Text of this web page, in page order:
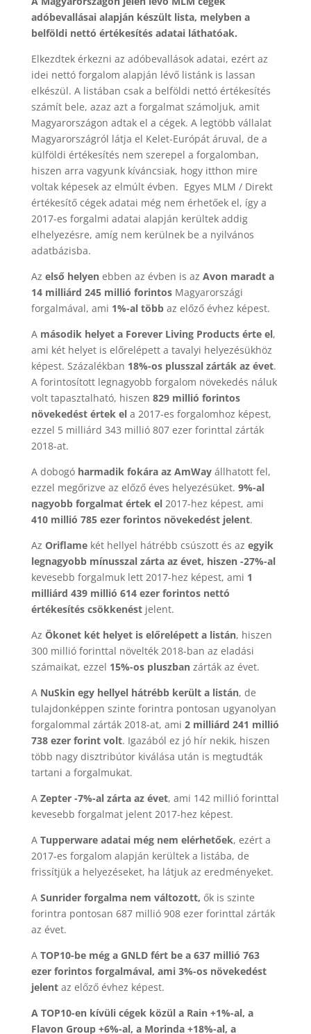
adóbevallásai alapján készült lista, melyben a
belföldi nettó értékesítés adatai láthatóak.
Elkezdtek érkezni az adóbevallások adatai, ezért az
idei nettó forgalom alapján lévő listánk is lassan
elkészül. A listában csak a belföldi nettó értékesítés
számít bele, azaz azt a forgalmat számoljuk, amit
Magyarországon adtak el a cégek. A legtöbb vállalat
Magyarországról látja el Kelet-Európát áruval, de a
külföldi értékesítés nem szerepel a forgalomban,
hiszen arra vagyunk kíváncsiak, hogy itthon mire
voltak képesek az elmúlt évben. Egyes MLM / Direkt
értékesítő cégek adatai még nem érhetőek el, így a
2017-es forgalmi adatai alapján kerültek addig
elhelyezésre, amíg nem kerülnek be a nyilvános
adatbázisba.
Az első helyenebben az évben is az Avon maradt a
14 milliárd 245 millió forintosMagyarországi
forgalmával, ami 1%-al többaz előző évhez képest.
A második helyet a Forever Living Products érte el,
ami két helyet is előrelépett a tavalyi helyezésükhöz
képest. Százalékban 18%-os plusszal zárták az évet.
A forintosított legnagyobb forgalom növekedés náluk
volt tapasztalható, hiszen 829 millió forintos
növekedést értek ela 2017-es forgalomhoz képest,
ezzel 5 milliárd 343 millió 807 ezer forinttal zárták
2018-at.
A dobogó harmadik fokára az AmWayállhatott fel,
ezzel megőrizve az előző éves helyezésüket. 9%-al
nagyobb forgalmat értek el2017-hez képest, ami
410 millió 785 ezer forintos növekedést jelent.
Az Oriflamekét hellyel hátrébb csúszott és az egyik
legnagyobb mínusszal zárta az évet, hiszen -27%-al
kevesebb forgalmuk lett 2017-hez képest, ami 1
milliárd 439 millió 614 ezer forintos nettó
értékesítés csökkenéstjelent.
Az Ökonet két helyet is előrelépett a listán, hiszen
300 millió forinttal növelték 2018-ban az eladási
számaikat, ezzel 15%-os pluszbanzárták az évet.
A NuSkin egy hellyel hátrébb került a listán, de
tulajdonképpen szinte forintra pontosan ugyanolyan
forgalommal zárták 2018-at, ami 2 milliárd 241 millió
738 ezer forint volt. Igazából ez jó hír nekik, hiszen
több nagy disztribútor kiválása után is megtudták
tartani a forgalmukat.
A Zepter -7%-al zárta az évet, ami 142 millió forinttal
kevesebb forgalmat jelent 2017-hez képest.
ATupperware adatai még nem elérhetőek, ezért a
2017-es forgalom alapján kerültek a listába, de
frissítjük a helyezéseket, ha látjuk az eredményeket.
ASunrider forgalma nem változott, ők is szinte
forintra pontosan 687 millió 908 ezer forinttal zárták
az évet.
A TOP10-be még a GNLD fért be a 637 millió 763
ezer forintos forgalmával, ami 3%-os növekedést
jelentaz előző évhez képest.
A TOP10-en kívüli cégek közül a Rain +1%-al, a
Flavon Group +6%-al, a Morinda +18%-al, a